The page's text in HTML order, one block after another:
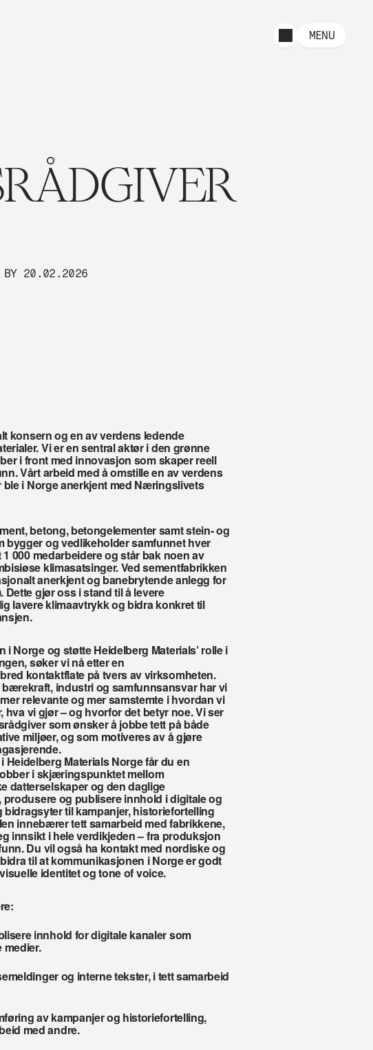
MENU
BY 20.02.2026
konsern og en av verdens ledende
Vi er en sentral aktør i den grønne
i front med innovasjon som skaper reell
Vårt arbeid med å omstille en av verdens
i Norge anerkjent med Næringslivets
betong, betongelementer samt stein- og
bygger og vedlikeholder samfunnet hver
000 medarbeidere og står bak noen av
klimasatsinger. Ved sementfabrikken
anerkjent og banebrytende anlegg for
gjør oss i stand til å levere
lavere klimaavtrykk og bidra konkret til
Norge og støtte Heidelberg Materials’ rolle i
søker vi nå etter en
kontaktflate på tvers av virksomheten.
industri og samfunnsansvar har vi
relevante og mer samstemte i hvordan vi
hva vi gjør – og hvorfor det betyr noe. Vi ser
som ønsker å jobbe tett på både
miljøer, og som motiveres av å gjøre
Materials Norge får du en
i skjæringspunktet mellom
datterselskaper og den daglige
og publisere innhold i digitale og
til kampanjer, historiefortelling
innebærer tett samarbeid med fabrikkene,
innsikt i hele verdikjeden – fra produksjon
Du vil også ha kontakt med nordiske og
til at kommunikasjonen i Norge er godt
identitet og tone of voice.
innhold for digitale kanaler som
medier.
og interne tekster, i tett samarbeid
av kampanjer og historiefortelling,
med andre.